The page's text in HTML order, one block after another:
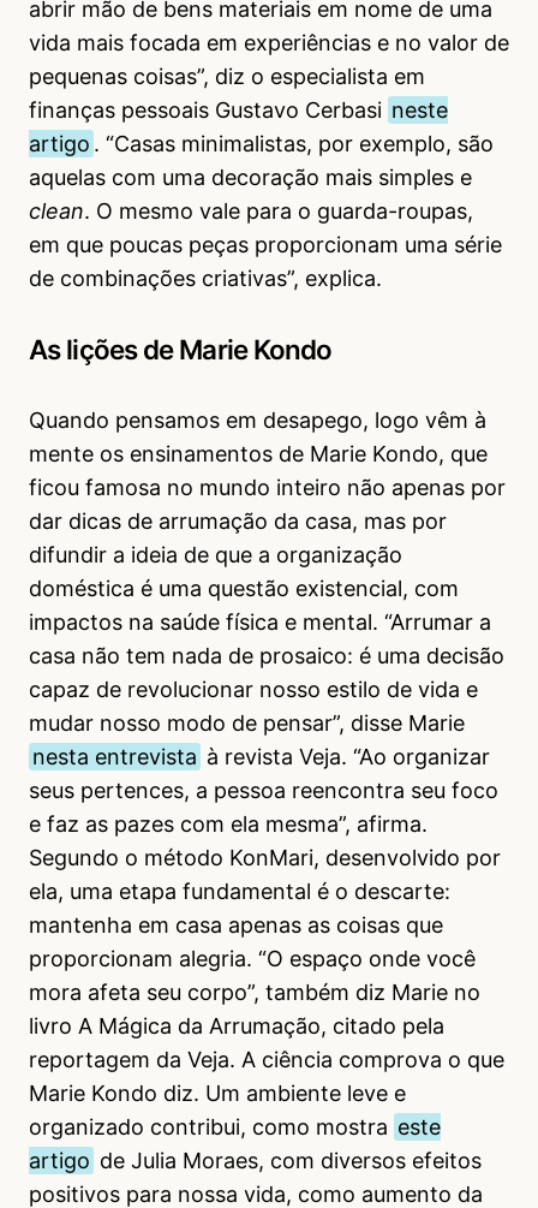
abrir mão de bens materiais em nome de uma
vida mais focada em experiências e no valor de
pequenas coisas”, diz o especialista em
finanças pessoais Gustavo Cerbasi neste
artigo . “Casas minimalistas, por exemplo, são
aquelas com uma decoração mais simples e
clean. O mesmo vale para o guarda-roupas,
em que poucas peças proporcionam uma série
de combinações criativas”, explica.
As lições de Marie Kondo
Quando pensamos em desapego, logo vêm à
mente os ensinamentos de Marie Kondo, que
ficou famosa no mundo inteiro não apenas por
dar dicas de arrumação da casa, mas por
difundir a ideia de que a organização
doméstica é uma questão existencial, com
impactos na saúde física e mental. “Arrumar a
casa não tem nada de prosaico: é uma decisão
capaz de revolucionar nosso estilo de vida e
mudar nosso modo de pensar”, disse Marie
nesta entrevista à revista Veja. “Ao organizar
seus pertences, a pessoa reencontra seu foco
e faz as pazes com ela mesma”, afirma.
Segundo o método KonMari, desenvolvido por
ela, uma etapa fundamental é o descarte:
mantenha em casa apenas as coisas que
proporcionam alegria. “O espaço onde você
mora afeta seu corpo”, também diz Marie no
livro A Mágica da Arrumação, citado pela
reportagem da Veja. A ciência comprova o que
Marie Kondo diz. Um ambiente leve e
organizado contribui, como mostra este
artigo de Julia Moraes, com diversos efeitos
positivos para nossa vida, como aumento da